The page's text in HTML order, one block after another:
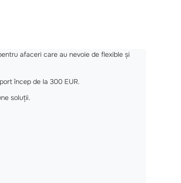
afaceri care au nevoie de flexible și
încep de la 300 EUR.
soluții.